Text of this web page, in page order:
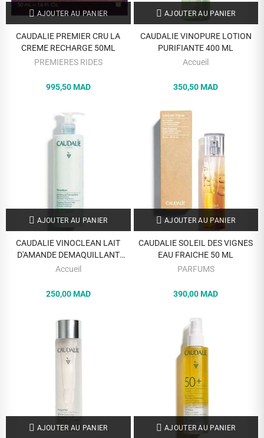
AJOUTER AU PANIER
CAUDALIE PREMIER CRU LA
CREME RECHARGE 50ML
PREMIERES RIDES
995,50 MAD
AJOUTER AU PANIER
CAUDALIE VINOPURE LOTION
PURIFIANTE 400 ML
Accueil
350,50 MAD
AJOUTER AU PANIER
CAUDALIE VINOCLEAN LAIT
D'AMANDE DEMAQUILLANT
TOUS TYPES DE PEAUX 400 ML
Accueil
250,00 MAD
AJOUTER AU PANIER
CAUDALIE SOLEIL DES VIGNES
EAU FRAICHE 50 ML
PARFUMS
390,00 MAD
AJOUTER AU PANIER AJOUTER AU PANIER